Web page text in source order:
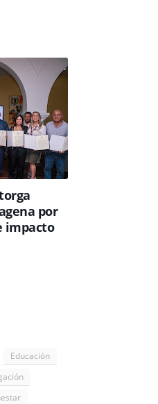
por
impacto
Educación